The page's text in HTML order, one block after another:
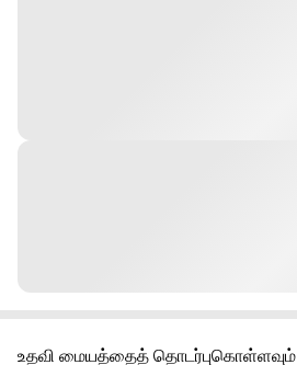
உதவி மையத்தைத் தொடர்புகொள்ளவும்